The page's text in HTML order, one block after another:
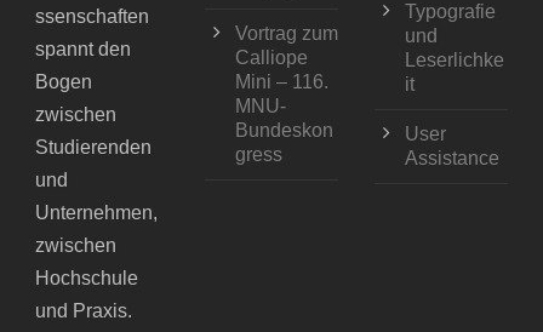
ssenschaften
spannt den
Bogen
zwischen
Studierenden
und
Unternehmen,
zwischen
Hochschule
und Praxis.
Vortrag zum
Calliope
Mini – 116.
MNU-
Bundeskon
gress
Typografie
und
Leserlichke
it
User
Assistance